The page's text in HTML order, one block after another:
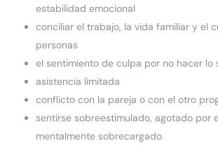
estabilidad emocional
conciliar el trabajo, la vida familiar y el
personas
el sentimiento de culpa por no hacer lo
asistencia limitada
conflicto con la pareja o con el otro
sentirse sobreestimulado, agotado por
mentalmente sobrecargado